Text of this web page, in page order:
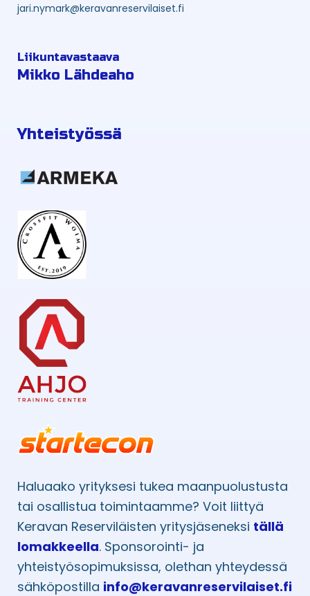
jari.nymark@keravanreservilaiset.fi
Liikuntavastaava
Mikko Lähdeaho
Yhteistyössä
Haluaako yrityksesi tukea maanpuolustusta
tai osallistua toimintaamme? Voit liittyä
Keravan Reserviläisten yritysjäseneksi tällä
lomakkeella. Sponsorointi- ja
yhteistyösopimuksissa, olethan yhteydessä
sähköpostilla info@keravanreservilaiset.fi